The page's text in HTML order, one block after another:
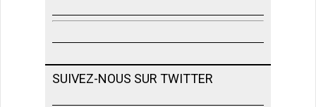
SUIVEZ-NOUS SUR TWITTER